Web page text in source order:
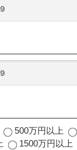
500万円以上
1500万円以上